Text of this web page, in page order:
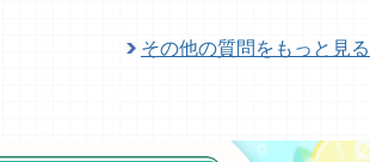
その他の質問をもっと見る